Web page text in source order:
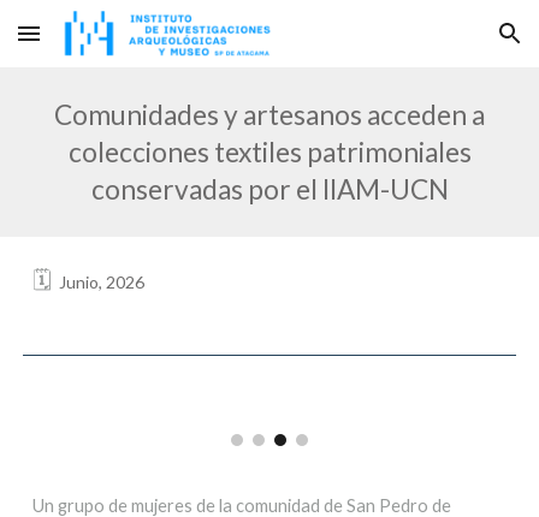
Skip to main content Skip to navigation
Comunidades y artesanos acceden a
colecciones textiles patrimoniales
conservadas por el IIAM-UCN
🗓️ Junio, 2026
Un grupo de mujeres de la comunidad de San Pedro de